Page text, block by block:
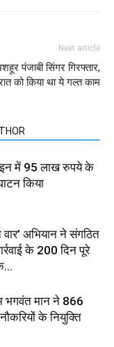
Next article
पंजाबी सिंगर गिरफ्तार,
को किया था ये गल्त काम
में 95 लाख रुपये के
किया
अभियान ने संगठित
के 200 दिन पूरे
भगवंत मान ने 866
के नियुक्ति